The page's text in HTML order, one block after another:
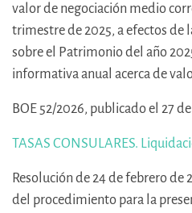
valor de negociación medio
trimestre de 2025, a efectos de
sobre el Patrimonio del año
informativa anual acerca de
BOE 52/2026, publicado el 27
TASAS CONSULARES.
Resolución de 24 de febrero de
del procedimiento para la